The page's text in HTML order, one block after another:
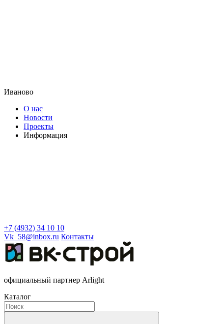
Иваново
О нас
Новости
Проекты
Информация
+7 (4932) 34 10 10
Vk_58@inbox.ru Контакты
официальный партнер Arlight
Каталог